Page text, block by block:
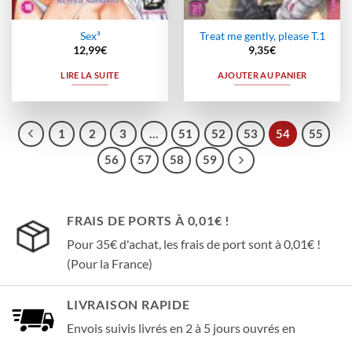
Sex³
12,99€
LIRE LA SUITE
Treat me gently, please T.1
9,35€
AJOUTER AU PANIER
1 2 3 51 52 53 54
55
56
57 58 59
FRAIS DE PORTS À 0,01€ !
Pour 35€ d'achat, les frais de port sont à 0,01€ !
(Pour la France)
LIVRAISON RAPIDE
Envois suivis livrés en 2 à 5 jours ouvrés en